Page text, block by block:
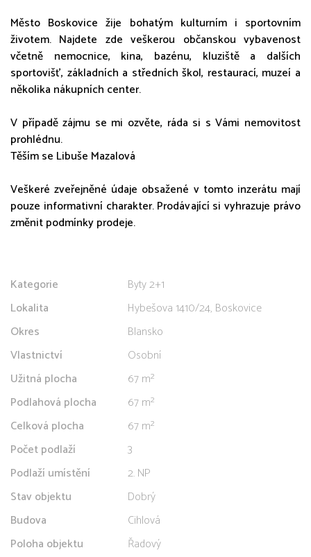
Město Boskovice žije bohatým kulturním i sportovním
životem. Najdete zde veškerou občanskou vybavenost
včetně nemocnice, kina, bazénu, kluziště a dalších
sportovišť, základních a středních škol, restaurací, muzeí a
několika nákupních center.
V případě zájmu se mi ozvěte, ráda si s Vámi nemovitost
prohlédnu.
Těším se Libuše Mazalová
Veškeré zveřejněné údaje obsažené v tomto inzerátu mají
pouze informativní charakter. Prodávající si vyhrazuje právo
změnit podmínky prodeje.
Kategorie
Byty 2+1
Lokalita
Hybešova 1410/24, Boskovice
Okres
Blansko
Vlastnictví
Osobní
Užitná plocha
67 m²
Podlahová plocha
67 m²
Celková plocha
67 m²
Počet podlaží
3
Podlaží umístění
2. NP
Stav objektu
Dobrý
Budova
Cihlová
Poloha objektu
Řadový